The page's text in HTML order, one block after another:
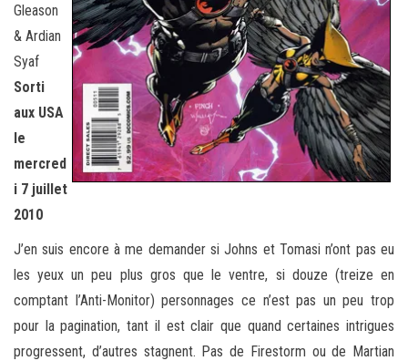
Gleason
& Ardian
Syaf
Sorti
aux USA
le
mercred
i 7 juillet
2010
J’en suis encore à me demander si Johns et Tomasi n’ont pas eu
les yeux un peu plus gros que le ventre, si douze (treize en
comptant l’Anti-Monitor) personnages ce n’est pas un peu trop
pour la pagination, tant il est clair que quand certaines intrigues
progressent, d’autres stagnent. Pas de Firestorm ou de Martian